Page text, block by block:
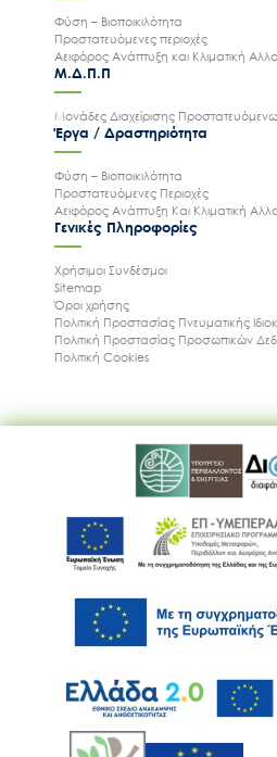
Φύση – Βιοποικιλότητα
Προστατευόμενες περιοχές
Αειφόρος Ανάπτυξη και Κλιματική
Μ.Δ.Π.Π
Μονάδες Διαχείρισης
Έργα / Δραστηριότητα
Φύση – Βιοποικιλότητα
Προστατευόμενες Περιοχές
Αειφόρος Ανάπτυξη Και Κλιματική
Γενικές Πληροφορίες
Χρήσιμοι Συνδέσμοι
Sitemap
Όροι χρήσης
Πολιτική Προστασίας Πνευματικής
Πολιτική Προστασίας Προσωπικών
Πολιτική Cookies